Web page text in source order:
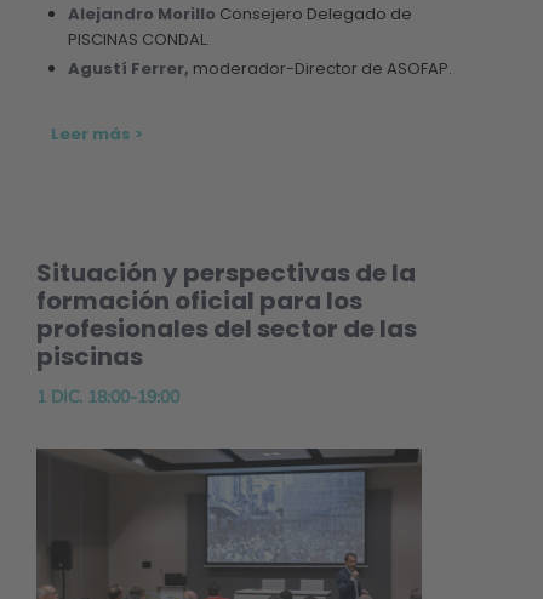
Alejandro Morillo Consejero Delegado de
PISCINAS CONDAL.
Agustí Ferrer, moderador-Director de ASOFAP.
Leer más >
Situación y perspectivas de la
formación oficial para los
profesionales del sector de las
piscinas
1 DIC. 18:00-19:00